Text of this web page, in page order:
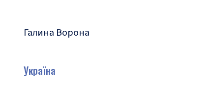
Галина Ворона
Україна